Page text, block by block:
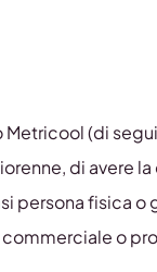
Metricool (di
di avere
persona fisica
o